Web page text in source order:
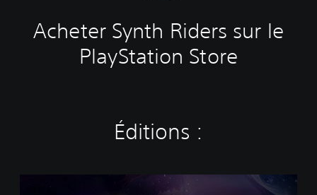
Acheter Synth Riders sur le
PlayStation Store
Éditions :